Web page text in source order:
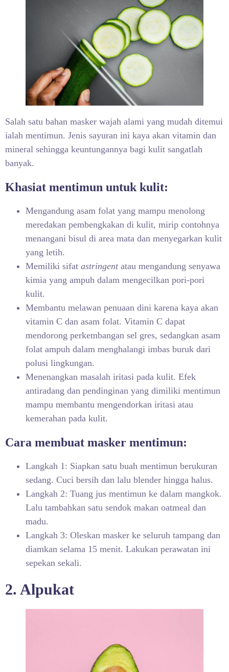
Salah satu bahan masker wajah alami yang mudah ditemui
ialah mentimun. Jenis sayuran ini kaya akan vitamin dan
mineral sehingga keuntungannya bagi kulit sangatlah
banyak.
Khasiat mentimun untuk kulit:
Mengandung asam folat yang mampu menolong
meredakan pembengkakan di kulit, mirip contohnya
menangani bisul di area mata dan menyegarkan kulit
yang letih.
Memiliki sifat astringent atau mengandung senyawa
kimia yang ampuh dalam mengecilkan pori-pori
kulit.
Membantu melawan penuaan dini karena kaya akan
vitamin C dan asam folat. Vitamin C dapat
mendorong perkembangan sel gres, sedangkan asam
folat ampuh dalam menghalangi imbas buruk dari
polusi lingkungan.
Menenangkan masalah iritasi pada kulit. Efek
antiradang dan pendinginan yang dimiliki mentimun
mampu membantu mengendorkan iritasi atau
kemerahan pada kulit.
Cara membuat masker mentimun:
Langkah 1: Siapkan satu buah mentimun berukuran
sedang. Cuci bersih dan lalu blender hingga halus.
Langkah 2: Tuang jus mentimun ke dalam mangkok.
Lalu tambahkan satu sendok makan oatmeal dan
madu.
Langkah 3: Oleskan masker ke seluruh tampang dan
diamkan selama 15 menit. Lakukan perawatan ini
sepekan sekali.
2. Alpukat